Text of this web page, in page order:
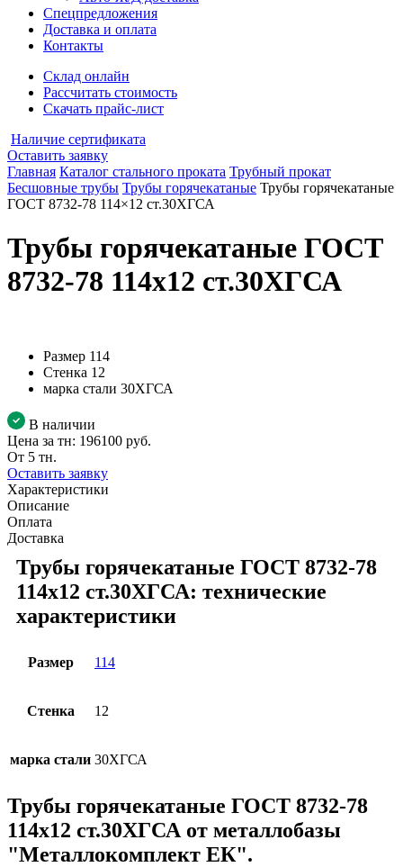
Спецпредложения
Доставка и оплата
Контакты
Склад онлайн
Рассчитать стоимость
Скачать прайс-лист
Наличие сертификата
Оставить заявку
Главная Каталог стального проката Трубный прокат
Бесшовные трубы Трубы горячекатаные Трубы горячекатаные
ГОСТ 8732-78 114×12 ст.30ХГСА
Трубы горячекатаные ГОСТ
8732-78 114x12 ст.30ХГСА
Размер 114
Стенка 12
марка стали 30ХГСА
В наличии
Цена за тн: 196100 руб.
От 5 тн.
Оставить заявку
Характеристики
Описание
Оплата
Доставка
Трубы горячекатаные ГОСТ 8732-78
114x12 ст.30ХГСА: технические
характеристики
Размер 114
Стенка 12
марка стали 30ХГСА
Трубы горячекатаные ГОСТ 8732-78
114x12 ст.30ХГСА от металлобазы
"Металлокомплект ЕК".